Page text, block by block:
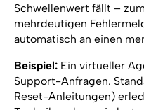
Schwellenwert fällt –
mehrdeutigen
automatisch an einen
Beispiel:Ein virtueller
Support-Anfragen.
Reset-Anleitungen)